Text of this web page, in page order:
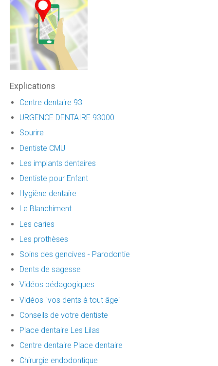
Explications
Centre dentaire 93
URGENCE DENTAIRE 93000
Sourire
Dentiste CMU
Les implants dentaires
Dentiste pour Enfant
Hygiène dentaire
Le Blanchiment
Les caries
Les prothèses
Soins des gencives - Parodontie
Dents de sagesse
Vidéos pédagogiques
Vidéos "vos dents à tout âge"
Conseils de votre dentiste
Place dentaire Les Lilas
Centre dentaire Place dentaire
Chirurgie endodontique